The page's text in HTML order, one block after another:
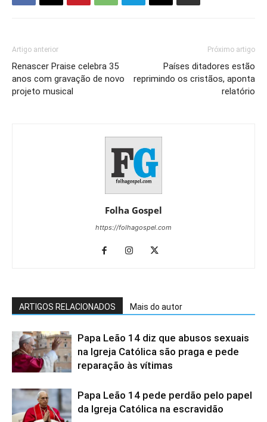
Artigo anterior
Renascer Praise celebra 35
anos com gravação de novo
projeto musical
Próximo artigo
Países ditadores estão
reprimindo os cristãos, aponta
relatório
Folha Gospel
https://folhagospel.com
ARTIGOS RELACIONADOS Mais do autor
Papa Leão 14 diz que abusos sexuais
na Igreja Católica são praga e pede
reparação às vítimas
Papa Leão 14 pede perdão pelo papel
da Igreja Católica na escravidão